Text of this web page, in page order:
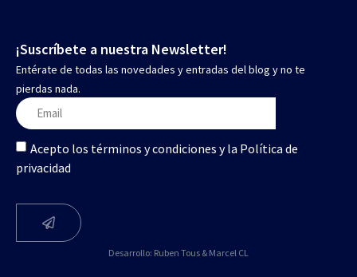
¡Suscríbete a nuestra Newsletter!
Entérate de todas las novedades y entradas del blog y no te
pierdas nada.
Acepto los términos y condiciones y la Política de
privacidad
Desarrollo: Ruben Tous & Marcel CL